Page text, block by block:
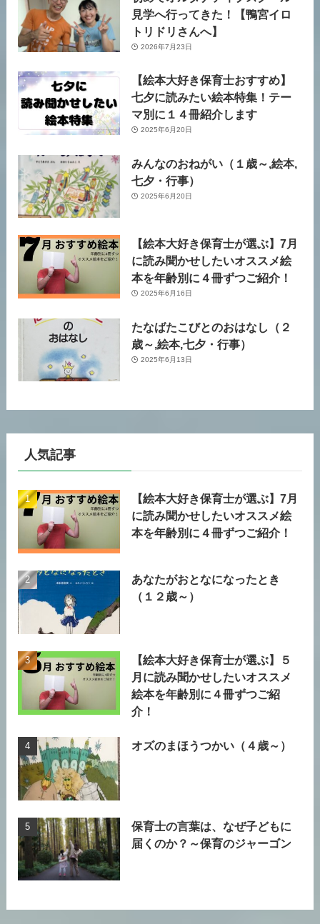
見学へ行ってきた！【鴨宮イロ
トリドリさんへ】
2026年7月23日
【絵本大好き保育士おすすめ】
七夕に読みたい絵本特集！テー
マ別に１４冊紹介します
2025年6月20日
みんなのおねがい（１歳～,絵本,
七夕・行事）
2025年6月20日
【絵本大好き保育士が選ぶ】7月
に読み聞かせしたいオススメ絵
本を年齢別に４冊ずつご紹介！
2025年6月16日
たなばたこびとのおはなし（２
歳～,絵本,七夕・行事）
2025年6月13日
人気記事
【絵本大好き保育士が選ぶ】7月
に読み聞かせしたいオススメ絵
本を年齢別に４冊ずつご紹介！
あなたがおとなになったとき
（１２歳～）
【絵本大好き保育士が選ぶ】５
月に読み聞かせしたいオススメ
絵本を年齢別に４冊ずつご紹
介！
オズのまほうつかい（４歳～）
保育士の言葉は、なぜ子どもに
届くのか？～保育のジャーゴン